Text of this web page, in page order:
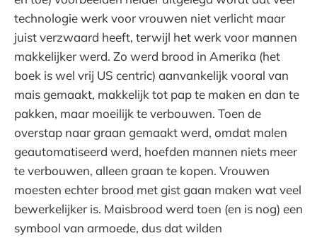
technologie werk voor vrouwen niet verlicht maar
juist verzwaard heeft, terwijl het werk voor mannen
makkelijker werd. Zo werd brood in Amerika (het
boek is wel vrij US centric) aanvankelijk vooral van
mais gemaakt, makkelijk tot pap te maken en dan te
pakken, maar moeilijk te verbouwen. Toen de
overstap naar graan gemaakt werd, omdat malen
geautomatiseerd werd, hoefden mannen niets meer
te verbouwen, alleen graan te kopen. Vrouwen
moesten echter brood met gist gaan maken wat veel
bewerkelijker is. Maisbrood werd toen (en is nog) een
symbool van armoede, dus dat wilden